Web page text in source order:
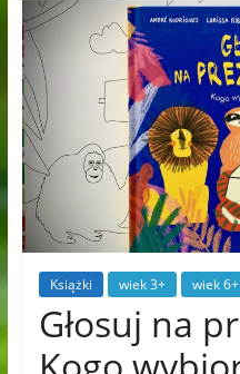
Książki wiek 3+ wiek 6+
Głosuj na